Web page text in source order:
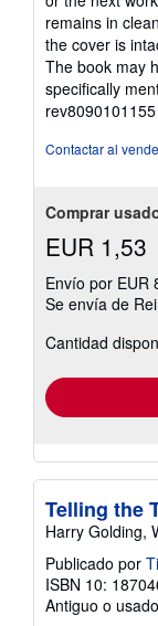
remains in
the cover is
The book may
specifically
rev8090101155
Contactar al
Comprar
EUR 1,53
Envío por EUR
Se envía de
Cantidad
Telling the
Harry Golding,
Publicado por
ISBN 10:
Antiguo o usado